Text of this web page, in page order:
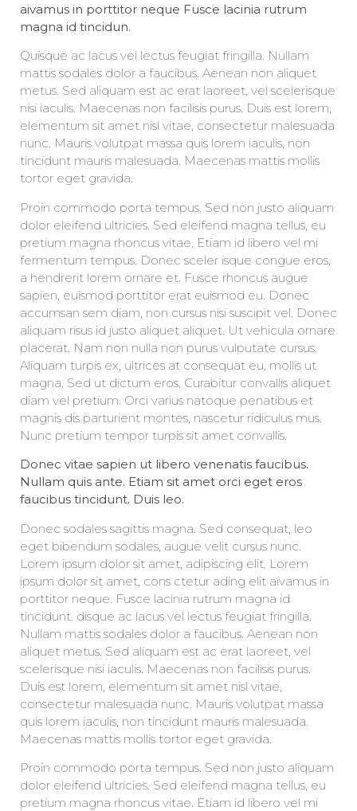
aivamus in porttitor neque Fusce lacinia rutrum
magna id tincidun.
Quisque ac lacus vel lectus feugiat fringilla. Nullam
mattis sodales dolor a faucibus. Aenean non aliquet
metus. Sed aliquam est ac erat laoreet, vel scelerisque
nisi iaculis. Maecenas non facilisis purus. Duis est lorem,
elementum sit amet nisl vitae, consectetur malesuada
nunc. Mauris volutpat massa quis lorem iaculis, non
tincidunt mauris malesuada. Maecenas mattis mollis
tortor eget gravida.
Proin commodo porta tempus. Sed non justo aliquam
dolor eleifend ultricies. Sed eleifend magna tellus, eu
pretium magna rhoncus vitae. Etiam id libero vel mi
fermentum tempus. Donec sceler isque congue eros,
a hendrerit lorem ornare et. Fusce rhoncus augue
sapien, euismod porttitor erat euismod eu. Donec
accumsan sem diam, non cursus nisi suscipit vel. Donec
aliquam risus id justo aliquet aliquet. Ut vehicula ornare
placerat. Nam non nulla non purus vulputate cursus.
Aliquam turpis ex, ultrices at consequat eu, mollis ut
magna. Sed ut dictum eros. Curabitur convallis aliquet
diam vel pretium. Orci varius natoque penatibus et
magnis dis parturient montes, nascetur ridiculus mus.
Nunc pretium tempor turpis sit amet convallis.
Donec vitae sapien ut libero venenatis faucibus.
Nullam quis ante. Etiam sit amet orci eget eros
faucibus tincidunt. Duis leo.
Donec sodales sagittis magna. Sed consequat, leo
eget bibendum sodales, augue velit cursus nunc.
Lorem ipsum dolor sit amet, adipiscing elit. Lorem
ipsum dolor sit amet, cons ctetur ading elit aivamus in
porttitor neque. Fusce lacinia rutrum magna id
tincidunt. disque ac lacus vel lectus feugiat fringilla.
Nullam mattis sodales dolor a faucibus. Aenean non
aliquet metus. Sed aliquam est ac erat laoreet, vel
scelerisque nisi iaculis. Maecenas non facilisis purus.
Duis est lorem, elementum sit amet nisl vitae,
consectetur malesuada nunc. Mauris volutpat massa
quis lorem iaculis, non tincidunt mauris malesuada.
Maecenas mattis mollis tortor eget gravida.
Proin commodo porta tempus. Sed non justo aliquam
dolor eleifend ultricies. Sed eleifend magna tellus, eu
pretium magna rhoncus vitae. Etiam id libero vel mi